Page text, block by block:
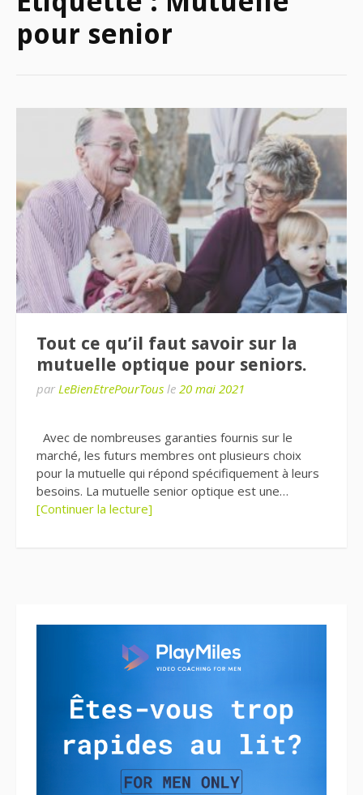
pour senior
Tout ce qu’il faut savoir sur la
mutuelle optique pour seniors.
par LeBienEtrePourTous le 20 mai 2021
Avec de nombreuses garanties fournis sur le
marché, les futurs membres ont plusieurs choix
pour la mutuelle qui répond spécifiquement à leurs
besoins. La mutuelle senior optique est une…
[Continuer la lecture]